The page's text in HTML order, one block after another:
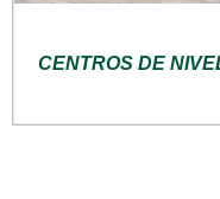
CENTROS DE